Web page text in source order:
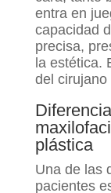
entra en
capacidad
precisa,
la estética.
del cirujano
plástica
Una de las
pacientes